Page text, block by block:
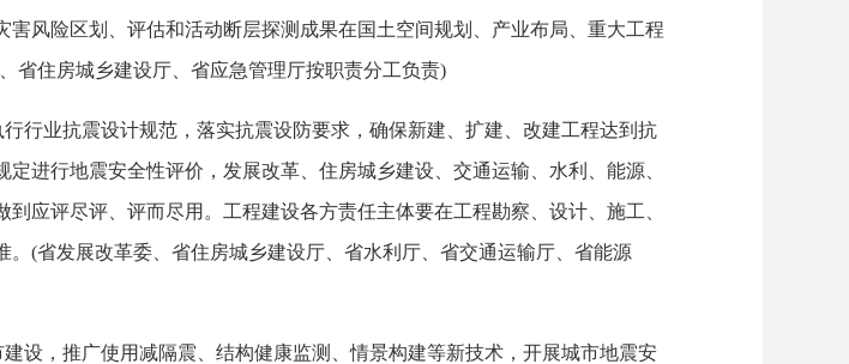
风险区划、评估和活动断层探测成果在国土空间规划、产业布局、重大工程
省住房城乡建设厅、省应急管理厅按职责分工负责)
业抗震设计规范，落实抗震设防要求，确保新建、扩建、改建工程达到抗
进行地震安全性评价，发展改革、住房城乡建设、交通运输、水利、能源、
应评尽评、评而尽用。工程建设各方责任主体要在工程勘察、设计、施工、
(省发展改革委、省住房城乡建设厅、省水利厅、省交通运输厅、省能源
，推广使用减隔震、结构健康监测、情景构建等新技术，开展城市地震安